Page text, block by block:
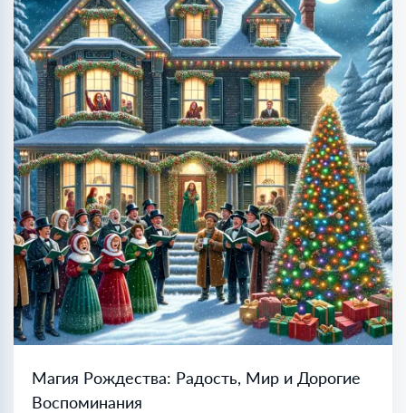
Магия Рождества: Радость, Мир и Дорогие
Воспоминания